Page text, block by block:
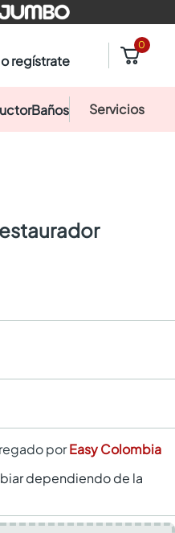
regístrate
0
Baños Servicios
porEasy Colombia
dependiendo de la